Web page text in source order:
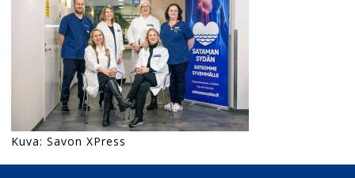
Kuva: Savon XPress